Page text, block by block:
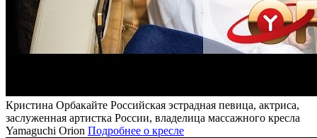
Кристина Орбакайте Российская эстрадная певица, актриса,
заслуженная артистка России, владелица массажного кресла
Yamaguchi Orion Подробнее о кресле